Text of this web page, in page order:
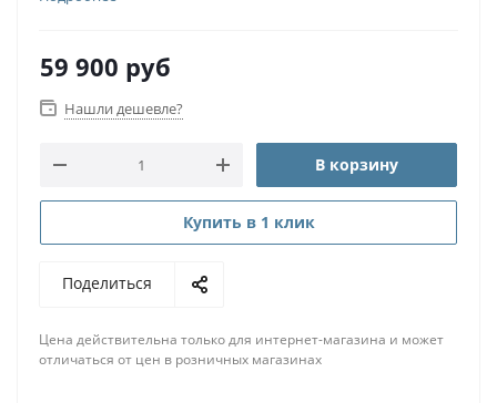
59 900 руб
Нашли дешевле?
В корзину
Купить в 1 клик
Поделиться
Цена действительна только для интернет-магазина и может
отличаться от цен в розничных магазинах